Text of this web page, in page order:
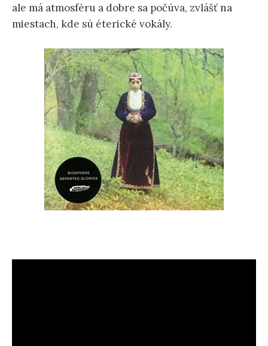
ale má atmosféru a dobre sa počúva, zvlášť na
miestach, kde sú éterické vokály.